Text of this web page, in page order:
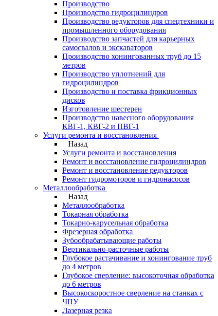
Производство
Производство гидроцилиндров
Производство редукторов для спецтехники и
промышленного оборудования
Производство запчастей для карьерных
самосвалов и экскаваторов
Производство хонингованных труб до 15
метров
Производство уплотнений для
гидроцилиндров
Производство и поставка фрикционных
дисков
Изготовление шестерен
Производство навесного оборудования
КВГ-1, КВГ-2 и ПВГ-1
Услуги ремонта и восстановления
Назад
Услуги ремонта и восстановления
Ремонт и восстановление гидроцилиндров
Ремонт и восстановление редукторов
Ремонт гидромоторов и гидронасосов
Металлообработка
Назад
Металлообработка
Токарная обработка
Токарно-карусельная обработка
Фрезерная обработка
Зубообрабатывающие работы
Вертикально-расточные работы
Глубокое растачивание и хонингование труб
до 4 метров
Глубокое сверление: высокоточная обработка
до 6 метров
Высокоскоростное сверление на станках с
ЧПУ
Лазерная резка